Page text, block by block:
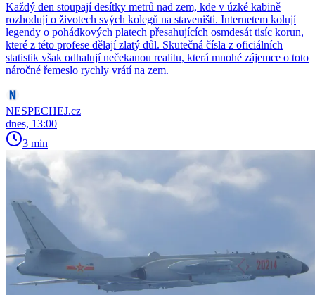
Každý den stoupají desítky metrů nad zem, kde v úzké kabině
rozhodují o životech svých kolegů na staveništi. Internetem kolují
legendy o pohádkových platech přesahujících osmdesát tisíc korun,
které z této profese dělají zlatý důl. Skutečná čísla z oficiálních
statistik však odhalují nečekanou realitu, která mnohé zájemce o toto
náročné řemeslo rychly vrátí na zem.
NESPECHEJ.cz
dnes, 13:00
3 min